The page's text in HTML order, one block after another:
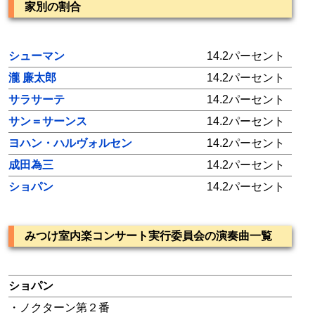
家別の割合
シューマン
14.2パーセント
瀧 廉太郎
14.2パーセント
サラサーテ
14.2パーセント
サン＝サーンス
14.2パーセント
ヨハン・ハルヴォルセン
14.2パーセント
成田為三
14.2パーセント
ショパン
14.2パーセント
みつけ室内楽コンサート実行委員会の演奏曲一覧
ショパン
・ノクターン第２番